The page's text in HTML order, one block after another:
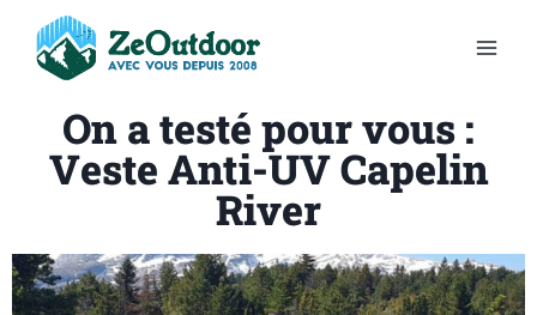
On a testé pour vous :
Veste Anti-UV Capelin
River